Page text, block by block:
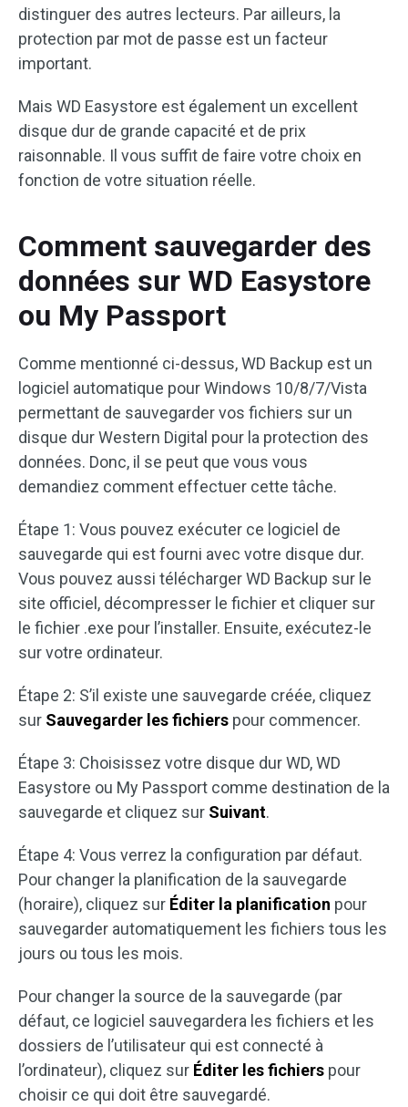
distinguer des autres lecteurs. Par ailleurs, la
protection par mot de passe est un facteur
important.
Mais WD Easystore est également un excellent
disque dur de grande capacité et de prix
raisonnable. Il vous suffit de faire votre choix en
fonction de votre situation réelle.
Comment sauvegarder des
données sur WD Easystore
ou My Passport
Comme mentionné ci-dessus, WD Backup est un
logiciel automatique pour Windows 10/8/7/Vista
permettant de sauvegarder vos fichiers sur un
disque dur Western Digital pour la protection des
données. Donc, il se peut que vous vous
demandiez comment effectuer cette tâche.
Étape 1: Vous pouvez exécuter ce logiciel de
sauvegarde qui est fourni avec votre disque dur.
Vous pouvez aussi télécharger WD Backup sur le
site officiel, décompresser le fichier et cliquer sur
le fichier .exe pour l’installer. Ensuite, exécutez-le
sur votre ordinateur.
Étape 2: S’il existe une sauvegarde créée, cliquez
sur Sauvegarder les fichiers pour commencer.
Étape 3: Choisissez votre disque dur WD, WD
Easystore ou My Passport comme destination de la
sauvegarde et cliquez sur Suivant.
Étape 4: Vous verrez la configuration par défaut.
Pour changer la planification de la sauvegarde
(horaire), cliquez sur Éditer la planification pour
sauvegarder automatiquement les fichiers tous les
jours ou tous les mois.
Pour changer la source de la sauvegarde (par
défaut, ce logiciel sauvegardera les fichiers et les
dossiers de l’utilisateur qui est connecté à
l’ordinateur), cliquez sur Éditer les fichiers pour
choisir ce qui doit être sauvegardé.